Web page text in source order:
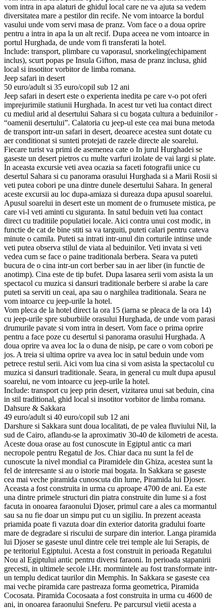
vom intra in apa alaturi de ghidul local care ne va ajuta sa vedem
diversitatea mare a pestilor din recife. Ne vom intoarce la bordul
vasului unde vom servi masa de pranz. Vom face o a doua oprire
pentru a intra in apa la un alt recif. Dupa aceea ne vom intoarce in
portul Hurghada, de unde vom fi transferati la hotel.
Include: transport, plimbare cu vaporasul, snorkeling(echipament
inclus), scurt popas pe Insula Gifton, masa de pranz inclusa, ghid
local si insotitor vorbitor de limba romana.
Jeep safari in desert
50 euro/adult si 35 euro/copil sub 12 ani
Jeep safari in desert este o experienta inedita pe care v-o pot oferi
imprejurimile statiunii Hurghada. In acest tur veti lua contact direct
cu mediul arid al desertului Sahara si cu bogata cultura a beduinilor -
“oamenii desertului”. Calatoria cu jeep-ul este cea mai buna metoda
de transport intr-un safari in desert, deoarece acestea sunt dotate cu
aer conditionat si sunteti protejati de razele directe ale soarelui.
Fiecare turist va primi de asemenea cate o In jurul Hurghadei se
gaseste un desert pietros cu multe varfuri izolate de vai largi si plate.
In aceasta excursie veti avea ocazia sa faceti fotografii unice cu
desertul Sahara si cu panorama orasului Hurghada si a Marii Rosii si
veti putea cobori pe una dintre dunele desertului Sahara. In general
aceste excursii au loc dupa-amiaza si dureaza dupa apusul soarelui.
Apusul soarelui in desert este un moment de o frumusete mistica, pe
care vi-l veti aminti cu siguranta. In satul beduin veti lua contact
direct cu traditiile populatiei locale. Aici contra unui cost modic, in
functie de cat de bine stiti sa va targuiti, puteti calari pentru cateva
minute o camila. Puteti sa intrati intr-unul din corturile intinse unde
veti putea observa stilul de viata al beduinilor. Veti invata si veti
vedea cum se face o paine traditionala berbera. Seara va puteti
bucura de o cina intr-un cort berber sau in aer liber (in functie de
anotimp). Cina este de tip bufet. Dupa lasarea serii vom asista la un
spectacol cu muzica si dansuri traditionale berbere si arabe la care
puteti sa serviti un ceai, apa sau o narghilea traditionala. Seara ne
vom intoarce cu jeep-urile la hotel.
Vom pleca de la hotel direct la ora 15 (iarna se pleaca de la ora 14)
cu jeep-urile spre suburbiile orasului Hurghada, de unde vom parasi
drumurile pavate si vom intra in desert. Vom face o prima oprire
pentru a face poze cu desertul si panorama orasului Hurghada. A
doua oprire va avea loc la o duna de nisip, pe care o vom cobori pe
jos. A treia si ultima oprire va avea loc in satul beduin unde vom
petrece restul serii. Aici vom lua cina si vom asista la spectacolul cu
muzica si dansuri traditionale. Seara, in general cu mult dupa apusul
soarelui, ne vom intoarce cu jeep-urile la hotel.
Include: transport cu jeep prin desert, vizitarea unui sat beduin, cina
in stil traditional, ghid local si insotitor vorbitor de limba romana.
Dahsure & Sakkara
49 euro/adult si 40 euro/copil sub 12 ani
Darshure si Sakkara sunt doua localitati, de pe valea fluviului Nil, la
sud de Cairo, aflandu-se la aproximativ 30-40 de kilometri de acesta.
Aceste doua orase au fost cunoscute in Egiptul antic ca mari
necropole pentru Regatul de Jos. Chiar daca nu sunt la fel de
cunoscute la nivel mondial ca Piramidele din Ghiza, acestea sunt la
fel de interesante si au o istorie mai bogata. In Sakkara se gaseste
cea mai veche piramida cunoscuta din lume, Piramida lui Djoser.
Aceasta a fost construita in urma cu aproape 4700 de ani. Ea este
una dintre primele structuri din piatra construite din lume si a fost
facuta in onoarea faraonului Djoser, primul care a ales ca mormantul
sau sa nu fie doar un simpu put cu un sigiliu. In prezent aceasta
priamida poate fi vazuta doar din exterior datorita gradului foarte
mare de degradare si riscului de surpare din interior. Langa piramida
lui Djoser se gaseste unul dintre cele trei temple ale lui Serapis, de
pe teritoriul Egiptului. Acesta a fost construit in perioada Regatului
Nou al Egiptului antic pentru diversi faraoni. In perioada stapanirii
grecesti, in ultimele secole i.Hr. mormintele au fost transformate intr-
un templu dedicat taurilor din Memphis. In Sakkara se gaseste cea
mai veche piramida care pastreaza forma geometrica, Piramida
Cocosata. Piramida Cocosaata a fost construita in urma cu 4600 de
ani, in onoarea faraonului Sneferu. Pe parcursul vietii acesta a